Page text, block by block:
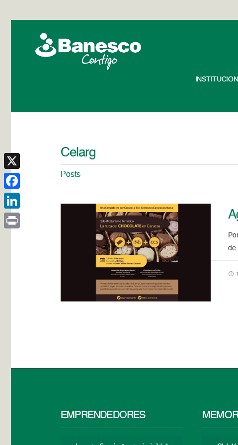
Celarg
Posts
de
EMPRENDEDORES
X
Facebook
LinkedIn